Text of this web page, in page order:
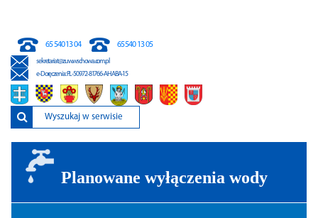
65 540 13 04 65 540 13 05
sekretariat@zuw.wschowa.com.pl
e-Doręczenia: PL-50972-81766-AHABA-15
Planowane wyłączenia wody